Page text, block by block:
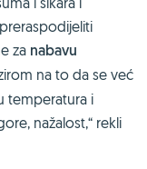
za nabavu
na to da se već
temperatura i
nažalost,“ rekli